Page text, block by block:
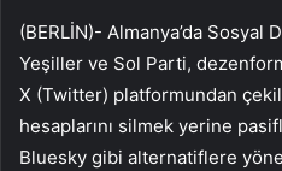
(BERLİN)- Almanya’da Sosyal
Yeşiller ve Sol Parti,
X (Twitter) platformundan
hesaplarını silmek yerine
Bluesky gibi alternatiflere